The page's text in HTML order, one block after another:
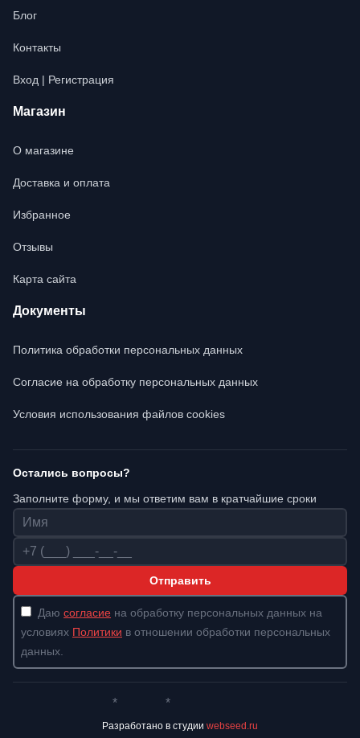
Блог
Контакты
Вход | Регистрация
Магазин
О магазине
Доставка и оплата
Избранное
Отзывы
Карта сайта
Документы
Политика обработки персональных данных
Согласие на обработку персональных данных
Условия использования файлов cookies
Остались вопросы?
Заполните форму, и мы ответим вам в кратчайшие сроки
Имя
Телефон
Отправить
Даю согласие на обработку персональных данных на
условиях Политики в отношении обработки персональных
данных.
* *
Разработано в студии webseed.ru